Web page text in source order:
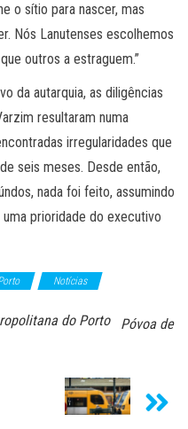
o sítio para nascer, mas
Nós Lanutenses escolhemos
outros a estraguem.”
da autarquia, as diligências
resultaram numa
irregularidades que
seis meses. Desde então,
nada foi feito, assumindo
prioridade do executivo
Notícias
do Porto
Póvoa de